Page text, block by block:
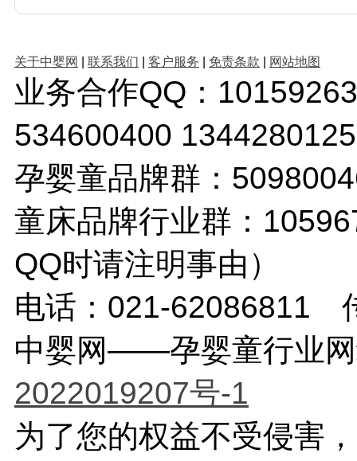
关于中婴网 联系我们 客户服务 免责条款 网站地图
业务合作QQ：
534600400
孕婴童品牌群：
童床品牌行业群：
QQ时请注明事由）
电话：021-62086811
中婴网——孕婴童行业
2022019207号-1
为了您的权益不受侵害